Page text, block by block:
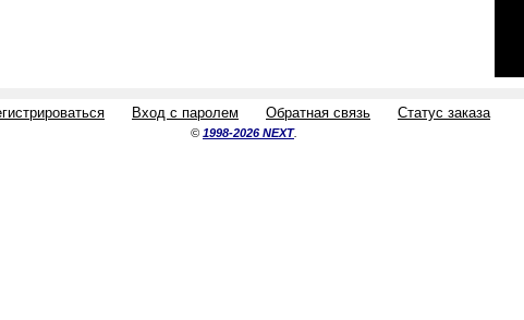
Вход с паролем Обратная связь Статус заказа
© 1998-2026 NEXT.